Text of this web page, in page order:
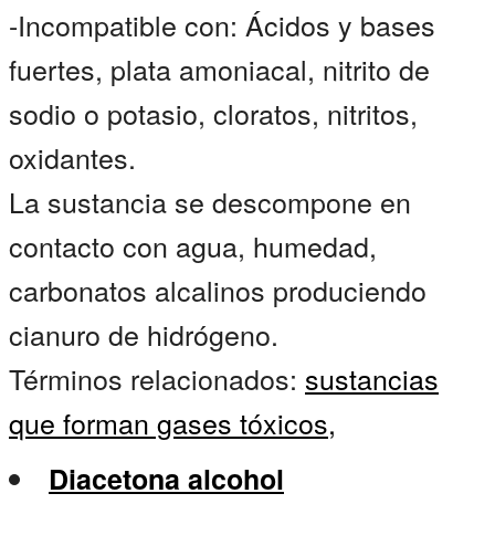
-Incompatible con: Ácidos y bases
fuertes, plata amoniacal, nitrito de
sodio o potasio, cloratos, nitritos,
oxidantes.
La sustancia se descompone en
contacto con agua, humedad,
carbonatos alcalinos produciendo
cianuro de hidrógeno.
Términos relacionados: sustancias
que forman gases tóxicos,
Diacetona alcohol